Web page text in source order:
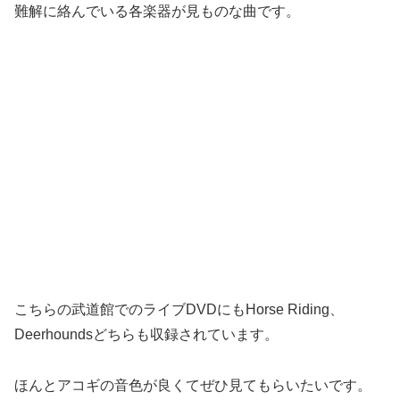
難解に絡んでいる各楽器が見ものな曲です。
こちらの武道館でのライブDVDにもHorse Riding、
Deerhoundsどちらも収録されています。
ほんとアコギの音色が良くてぜひ見てもらいたいです。